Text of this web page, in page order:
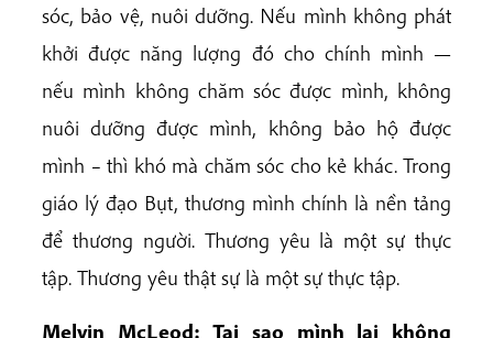
sóc, bảo vệ, nuôi dưỡng. Nếu mình không phát
khởi được năng lượng đó cho chính mình —
nếu mình không chăm sóc được mình, không
nuôi dưỡng được mình, không bảo hộ được
mình – thì khó mà chăm sóc cho kẻ khác. Trong
giáo lý đạo Bụt, thương mình chính là nền tảng
để thương người. Thương yêu là một sự thực
tập. Thương yêu thật sự là một sự thực tập.
Melvin McLeod: Tại sao mình lại không